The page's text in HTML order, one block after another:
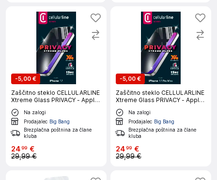
-5,00 €
Zaščitno steklo CELLULARLINE
Xtreme Glass PRIVACY - Apple
iPhone 17
Na zalogi
Prodajalec Big Bang
Brezplačna poštnina za člane
kluba
2499 €
29,99 €
-5,00 €
Zaščitno steklo CELLULARLINE
Xtreme Glass PRIVACY - Apple
iPhone 17 PRO MAX
Na zalogi
Prodajalec Big Bang
Brezplačna poštnina za člane
kluba
2499 €
29,99 €